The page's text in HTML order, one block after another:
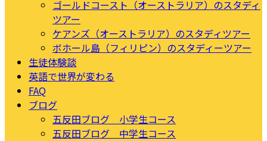
ゴールドコースト（オーストラリア）のスタディ
ツアー
ケアンズ（オーストラリア）のスタディツアー
ボホール島（フィリピン）のスタディーツアー
生徒体験談
英語で世界が変わる
FAQ
ブログ
五反田ブログ 小学生コース
五反田ブログ 中学生コース